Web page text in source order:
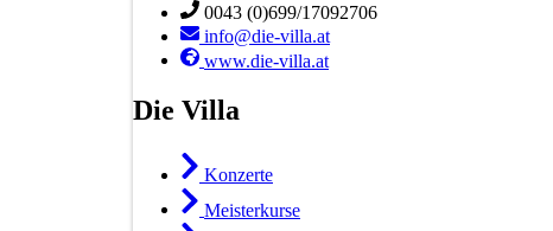
0043 (0)699/17092706
info@die-villa.at
www.die-villa.at
Die Villa
Konzerte
Meisterkurse